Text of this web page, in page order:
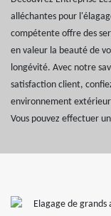
alléchantes pour
compétente offre des
en valeur la beauté de
longévité. Avec notre
satisfaction client,
environnement
Vous pouvez effectuer